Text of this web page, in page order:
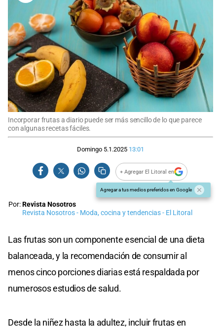
Incorporar frutas a diario puede ser más sencillo de lo que parece
con algunas recetas fáciles.
Domingo 5.1.2025 13:01
+ Agregar El Litoral en
Agregar a tus medios preferidos en Google
Por:Revista Nosotros
Revista Nosotros - Moda, cocina y tendencias - El Litoral
Las frutas son un componente esencial de una dieta
balanceada, y la recomendación de consumir al
menos cinco porciones diarias está respaldada por
numerosos estudios de salud.
Desde la niñez hasta la adultez, incluir frutas en